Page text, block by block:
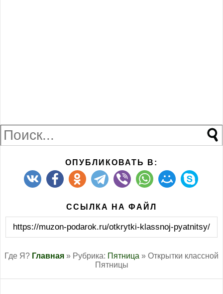
ОПУБЛИКОВАТЬ В:
ССЫЛКА НА ФАЙЛ
https://muzon-podarok.ru/otkrytki-klassnoj-pyatnitsy/
Где Я? Главная » Рубрика: Пятница » Открытки классной
Пятницы